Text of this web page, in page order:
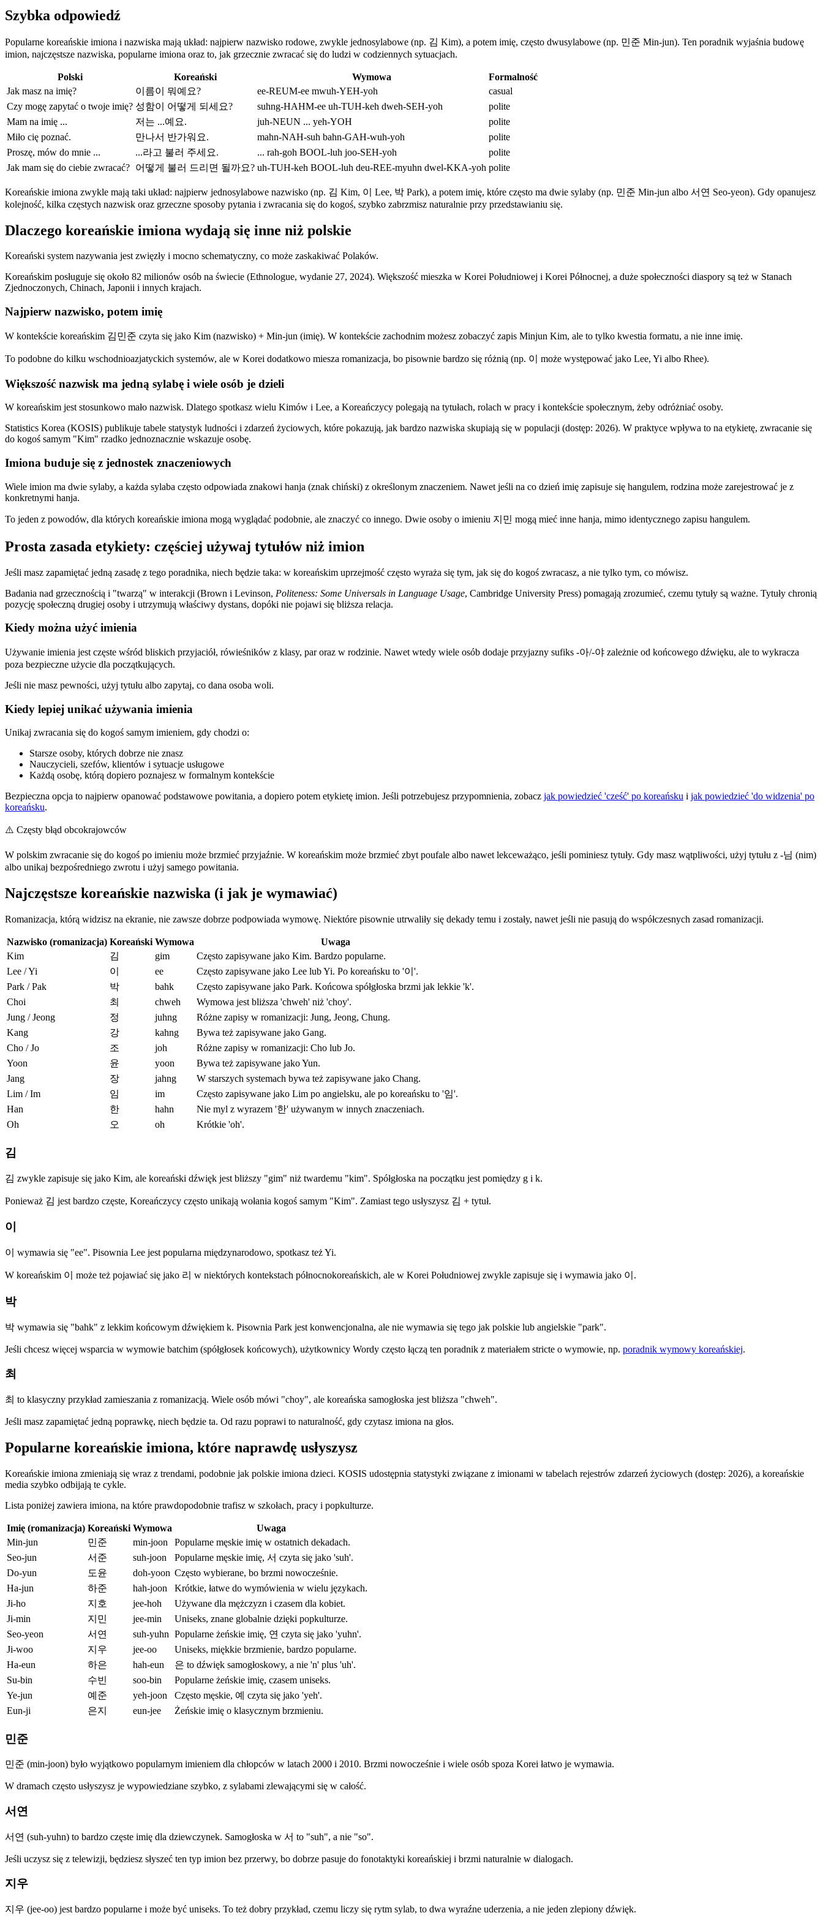
Szybka odpowiedź
Popularne koreańskie imiona i nazwiska mają układ: najpierw nazwisko rodowe, zwykle jednosylabowe (np. 김 Kim), a potem imię, często dwusylabowe (np. 민준 Min-jun). Ten poradnik wyjaśnia budowę
imion, najczęstsze nazwiska, popularne imiona oraz to, jak grzecznie zwracać się do ludzi w codziennych sytuacjach.
Polski Koreański Wymowa
Formalność
Jak masz na imię?
이름이 뭐예요? ee-REUM-ee mwuh-YEH-yoh
casual
Czy mogę zapytać o twoje imię? 성함이 어떻게 되세요? suhng-HAHM-ee uh-TUH-keh dweh-SEH-yoh
polite
Mam na imię ...
저는 ...예요. juh-NEUN ... yeh-YOH
polite
Miło cię poznać.
만나서 반가워요. mahn-NAH-suh bahn-GAH-wuh-yoh
polite
Proszę, mów do mnie ...
...라고 불러 주세요. ... rah-goh BOOL-luh joo-SEH-yoh
polite
Jak mam się do ciebie zwracać? 어떻게 불러 드리면 될까요? uh-TUH-keh BOOL-luh deu-REE-myuhn dwel-KKA-yoh polite
Koreańskie imiona zwykle mają taki układ: najpierw jednosylabowe nazwisko (np. 김 Kim, 이 Lee, 박 Park), a potem imię, które często ma dwie sylaby (np. 민준 Min-jun albo 서연 Seo-yeon). Gdy opanujesz
kolejność, kilka częstych nazwisk oraz grzeczne sposoby pytania i zwracania się do kogoś, szybko zabrzmisz naturalnie przy przedstawianiu się.
Dlaczego koreańskie imiona wydają się inne niż polskie
Koreański system nazywania jest zwięzły i mocno schematyczny, co może zaskakiwać Polaków.
Koreańskim posługuje się około 82 milionów osób na świecie (Ethnologue, wydanie 27, 2024). Większość mieszka w Korei Południowej i Korei Północnej, a duże społeczności diaspory są też w Stanach
Zjednoczonych, Chinach, Japonii i innych krajach.
Najpierw nazwisko, potem imię
W kontekście koreańskim 김민준 czyta się jako Kim (nazwisko) + Min-jun (imię). W kontekście zachodnim możesz zobaczyć zapis Minjun Kim, ale to tylko kwestia formatu, a nie inne imię.
To podobne do kilku wschodnioazjatyckich systemów, ale w Korei dodatkowo miesza romanizacja, bo pisownie bardzo się różnią (np. 이 może występować jako Lee, Yi albo Rhee).
Większość nazwisk ma jedną sylabę i wiele osób je dzieli
W koreańskim jest stosunkowo mało nazwisk. Dlatego spotkasz wielu Kimów i Lee, a Koreańczycy polegają na tytułach, rolach w pracy i kontekście społecznym, żeby odróżniać osoby.
Statistics Korea (KOSIS) publikuje tabele statystyk ludności i zdarzeń życiowych, które pokazują, jak bardzo nazwiska skupiają się w populacji (dostęp: 2026). W praktyce wpływa to na etykietę, zwracanie się
do kogoś samym "Kim" rzadko jednoznacznie wskazuje osobę.
Imiona buduje się z jednostek znaczeniowych
Wiele imion ma dwie sylaby, a każda sylaba często odpowiada znakowi hanja (znak chiński) z określonym znaczeniem. Nawet jeśli na co dzień imię zapisuje się hangulem, rodzina może zarejestrować je z
konkretnymi hanja.
To jeden z powodów, dla których koreańskie imiona mogą wyglądać podobnie, ale znaczyć co innego. Dwie osoby o imieniu 지민 mogą mieć inne hanja, mimo identycznego zapisu hangulem.
Prosta zasada etykiety: częściej używaj tytułów niż imion
Jeśli masz zapamiętać jedną zasadę z tego poradnika, niech będzie taka: w koreańskim uprzejmość często wyraża się tym, jak się do kogoś zwracasz, a nie tylko tym, co mówisz.
Badania nad grzecznością i "twarzą" w interakcji (Brown i Levinson, Politeness: Some Universals in Language Usage, Cambridge University Press) pomagają zrozumieć, czemu tytuły są ważne. Tytuły chronią
pozycję społeczną drugiej osoby i utrzymują właściwy dystans, dopóki nie pojawi się bliższa relacja.
Kiedy można użyć imienia
Używanie imienia jest częste wśród bliskich przyjaciół, rówieśników z klasy, par oraz w rodzinie. Nawet wtedy wiele osób dodaje przyjazny sufiks -아/-야 zależnie od końcowego dźwięku, ale to wykracza
poza bezpieczne użycie dla początkujących.
Jeśli nie masz pewności, użyj tytułu albo zapytaj, co dana osoba woli.
Kiedy lepiej unikać używania imienia
Unikaj zwracania się do kogoś samym imieniem, gdy chodzi o:
Starsze osoby, których dobrze nie znasz
Nauczycieli, szefów, klientów i sytuacje usługowe
Każdą osobę, którą dopiero poznajesz w formalnym kontekście
Bezpieczna opcja to najpierw opanować podstawowe powitania, a dopiero potem etykietę imion. Jeśli potrzebujesz przypomnienia, zobacz jak powiedzieć 'cześć' po koreańsku i jak powiedzieć 'do widzenia' po
koreańsku.
⚠️ Częsty błąd obcokrajowców
W polskim zwracanie się do kogoś po imieniu może brzmieć przyjaźnie. W koreańskim może brzmieć zbyt poufale albo nawet lekceważąco, jeśli pominiesz tytuły. Gdy masz wątpliwości, użyj tytułu z -님 (nim)
albo unikaj bezpośredniego zwrotu i użyj samego powitania.
Najczęstsze koreańskie nazwiska (i jak je wymawiać)
Romanizacja, którą widzisz na ekranie, nie zawsze dobrze podpowiada wymowę. Niektóre pisownie utrwaliły się dekady temu i zostały, nawet jeśli nie pasują do współczesnych zasad romanizacji.
Nazwisko (romanizacja) Koreański Wymowa
Uwaga
Kim
김 gim
Często zapisywane jako Kim. Bardzo popularne.
Lee / Yi
이 ee
Często zapisywane jako Lee lub Yi. Po koreańsku to '이'.
Park / Pak
박 bahk
Często zapisywane jako Park. Końcowa spółgłoska brzmi jak lekkie 'k'.
Choi
최 chweh
Wymowa jest bliższa 'chweh' niż 'choy'.
Jung / Jeong
정 juhng
Różne zapisy w romanizacji: Jung, Jeong, Chung.
Kang
강 kahng
Bywa też zapisywane jako Gang.
Cho / Jo
조 joh
Różne zapisy w romanizacji: Cho lub Jo.
Yoon
윤 yoon
Bywa też zapisywane jako Yun.
Jang
장 jahng
W starszych systemach bywa też zapisywane jako Chang.
Lim / Im
임 im
Często zapisywane jako Lim po angielsku, ale po koreańsku to '임'.
Han
한 hahn
Nie myl z wyrazem '한' używanym w innych znaczeniach.
Oh
오 oh Krótkie 'oh'.
김
김 zwykle zapisuje się jako Kim, ale koreański dźwięk jest bliższy "gim" niż twardemu "kim". Spółgłoska na początku jest pomiędzy g i k.
Ponieważ 김 jest bardzo częste, Koreańczycy często unikają wołania kogoś samym "Kim". Zamiast tego usłyszysz 김 + tytuł.
이
이 wymawia się "ee". Pisownia Lee jest popularna międzynarodowo, spotkasz też Yi.
W koreańskim 이 może też pojawiać się jako 리 w niektórych kontekstach północnokoreańskich, ale w Korei Południowej zwykle zapisuje się i wymawia jako 이.
박
박 wymawia się "bahk" z lekkim końcowym dźwiękiem k. Pisownia Park jest konwencjonalna, ale nie wymawia się tego jak polskie lub angielskie "park".
Jeśli chcesz więcej wsparcia w wymowie batchim (spółgłosek końcowych), użytkownicy Wordy często łączą ten poradnik z materiałem stricte o wymowie, np. poradnik wymowy koreańskiej.
최
최 to klasyczny przykład zamieszania z romanizacją. Wiele osób mówi "choy", ale koreańska samogłoska jest bliższa "chweh".
Jeśli masz zapamiętać jedną poprawkę, niech będzie ta. Od razu poprawi to naturalność, gdy czytasz imiona na głos.
Popularne koreańskie imiona, które naprawdę usłyszysz
Koreańskie imiona zmieniają się wraz z trendami, podobnie jak polskie imiona dzieci. KOSIS udostępnia statystyki związane z imionami w tabelach rejestrów zdarzeń życiowych (dostęp: 2026), a koreańskie
media szybko odbijają te cykle.
Lista poniżej zawiera imiona, na które prawdopodobnie trafisz w szkołach, pracy i popkulturze.
Imię (romanizacja) Koreański Wymowa
Uwaga
Min-jun
민준 min-joon
Popularne męskie imię w ostatnich dekadach.
Seo-jun
서준 suh-joon
Popularne męskie imię, 서 czyta się jako 'suh'.
Do-yun
도윤 doh-yoon Często wybierane, bo brzmi nowocześnie.
Ha-jun
하준 hah-joon
Krótkie, łatwe do wymówienia w wielu językach.
Ji-ho
지호 jee-hoh
Używane dla mężczyzn i czasem dla kobiet.
Ji-min
지민 jee-min
Uniseks, znane globalnie dzięki popkulturze.
Seo-yeon
서연 suh-yuhn Popularne żeńskie imię, 연 czyta się jako 'yuhn'.
Ji-woo
지우 jee-oo
Uniseks, miękkie brzmienie, bardzo popularne.
Ha-eun
하은 hah-eun
은 to dźwięk samogłoskowy, a nie 'n' plus 'uh'.
Su-bin
수빈 soo-bin
Popularne żeńskie imię, czasem uniseks.
Ye-jun
예준 yeh-joon
Często męskie, 예 czyta się jako 'yeh'.
Eun-ji
은지 eun-jee Żeńskie imię o klasycznym brzmieniu.
민준
민준 (min-joon) było wyjątkowo popularnym imieniem dla chłopców w latach 2000 i 2010. Brzmi nowocześnie i wiele osób spoza Korei łatwo je wymawia.
W dramach często usłyszysz je wypowiedziane szybko, z sylabami zlewającymi się w całość.
서연
서연 (suh-yuhn) to bardzo częste imię dla dziewczynek. Samogłoska w 서 to "suh", a nie "so".
Jeśli uczysz się z telewizji, będziesz słyszeć ten typ imion bez przerwy, bo dobrze pasuje do fonotaktyki koreańskiej i brzmi naturalnie w dialogach.
지우
지우 (jee-oo) jest bardzo popularne i może być uniseks. To też dobry przykład, czemu liczy się rytm sylab, to dwa wyraźne uderzenia, a nie jeden zlepiony dźwięk.